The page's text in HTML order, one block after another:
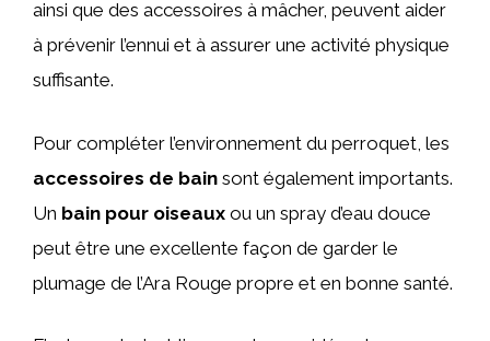
ainsi que des accessoires à mâcher, peuvent aider
à prévenir l’ennui et à assurer une activité physique
suffisante.
Pour compléter l’environnement du perroquet, les
accessoires de bain sont également importants.
Un bain pour oiseaux ou un spray d’eau douce
peut être une excellente façon de garder le
plumage de l’Ara Rouge propre et en bonne santé.